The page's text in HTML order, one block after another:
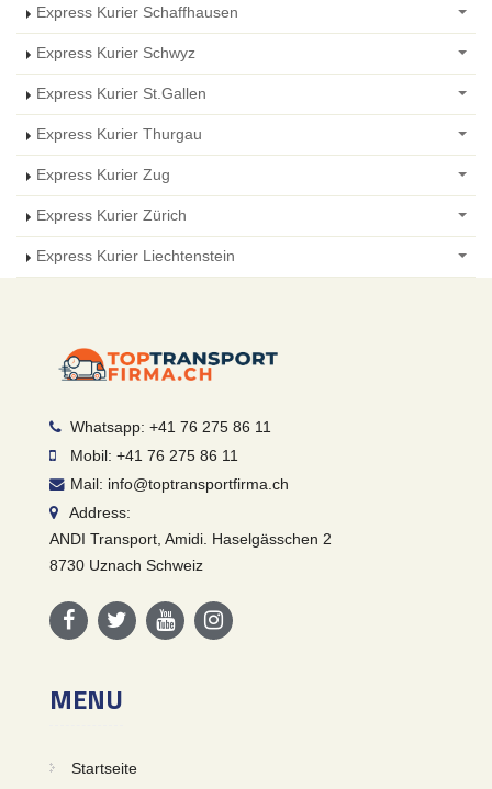
Express Kurier Schaffhausen
Express Kurier Schwyz
Express Kurier St.Gallen
Express Kurier Thurgau
Express Kurier Zug
Express Kurier Zürich
Express Kurier Liechtenstein
Whatsapp: +41 76 275 86 11
Mobil: +41 76 275 86 11
Mail: info@toptransportfirma.ch
Address:
ANDI Transport, Amidi. Haselgässchen 2
8730 Uznach Schweiz
MENU
Startseite